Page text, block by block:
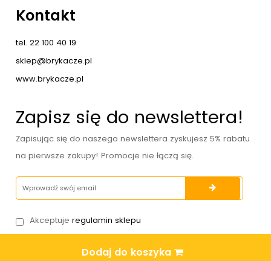
Dodaj do koszyka
Kontakt
tel. 22 100 40 19
sklep@brykacze.pl
www.brykacze.pl
Zapisz się do newslettera!
Zapisując się do naszego newslettera zyskujesz 5% rabatu
na pierwsze zakupy! Promocje nie łączą się.
Akceptujeregulamin sklepu